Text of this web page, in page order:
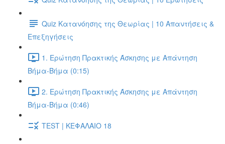
Quiz Κατανόησης της Θεωρίας | 10 Απαντήσεις &
Επεξηγήσεις
1. Ερώτηση Πρακτικής Άσκησης με Απάντηση
Βήμα-Βήμα (0:15)
2. Ερώτηση Πρακτικής Άσκησης με Απάντηση
Βήμα-Βήμα (0:46)
TEST | ΚΕΦΑΛΑΙΟ 18